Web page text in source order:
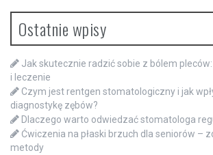
Ostatnie wpisy
Jak skutecznie radzić sobie z bólem
i leczenie
Czym jest rentgen stomatologiczny i jak
diagnostykę zębów?
Dlaczego warto odwiedzać stomatologa
Ćwiczenia na płaski brzuch dla seniorów –
metody